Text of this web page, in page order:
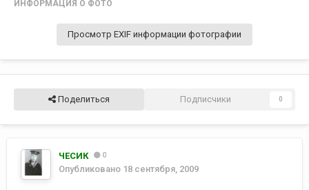
ИНФОРМАЦИЯ О ФОТО
Просмотр EXIF информации фотографии
Поделиться Подписчики 0
ЧЕСИК 0
Опубликовано 18 сентября, 2009